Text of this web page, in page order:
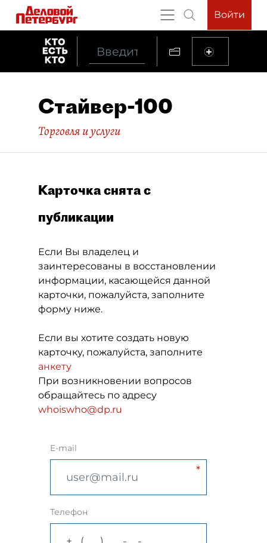
Войти
Стайвер-100
Торговля и услуги
Карточка снята с
публикации
Если Вы владелец и
заинтересованы в восстановлении
информации, касающейся данной
карточки, пожалуйста, заполните
форму ниже.
Если вы хотите создать новую
карточку, пожалуйста, заполните
анкету
При возникновении вопросов
обращайтесь по адресу
whoiswho@dp.ru
E-mail
Телефон